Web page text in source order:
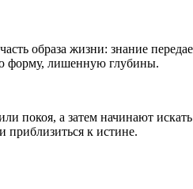
образа жизни: знание
форму, лишенную глубины.
покоя, а затем начинают
приблизиться к истине.